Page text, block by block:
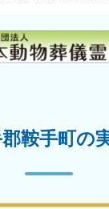
鞍手町の